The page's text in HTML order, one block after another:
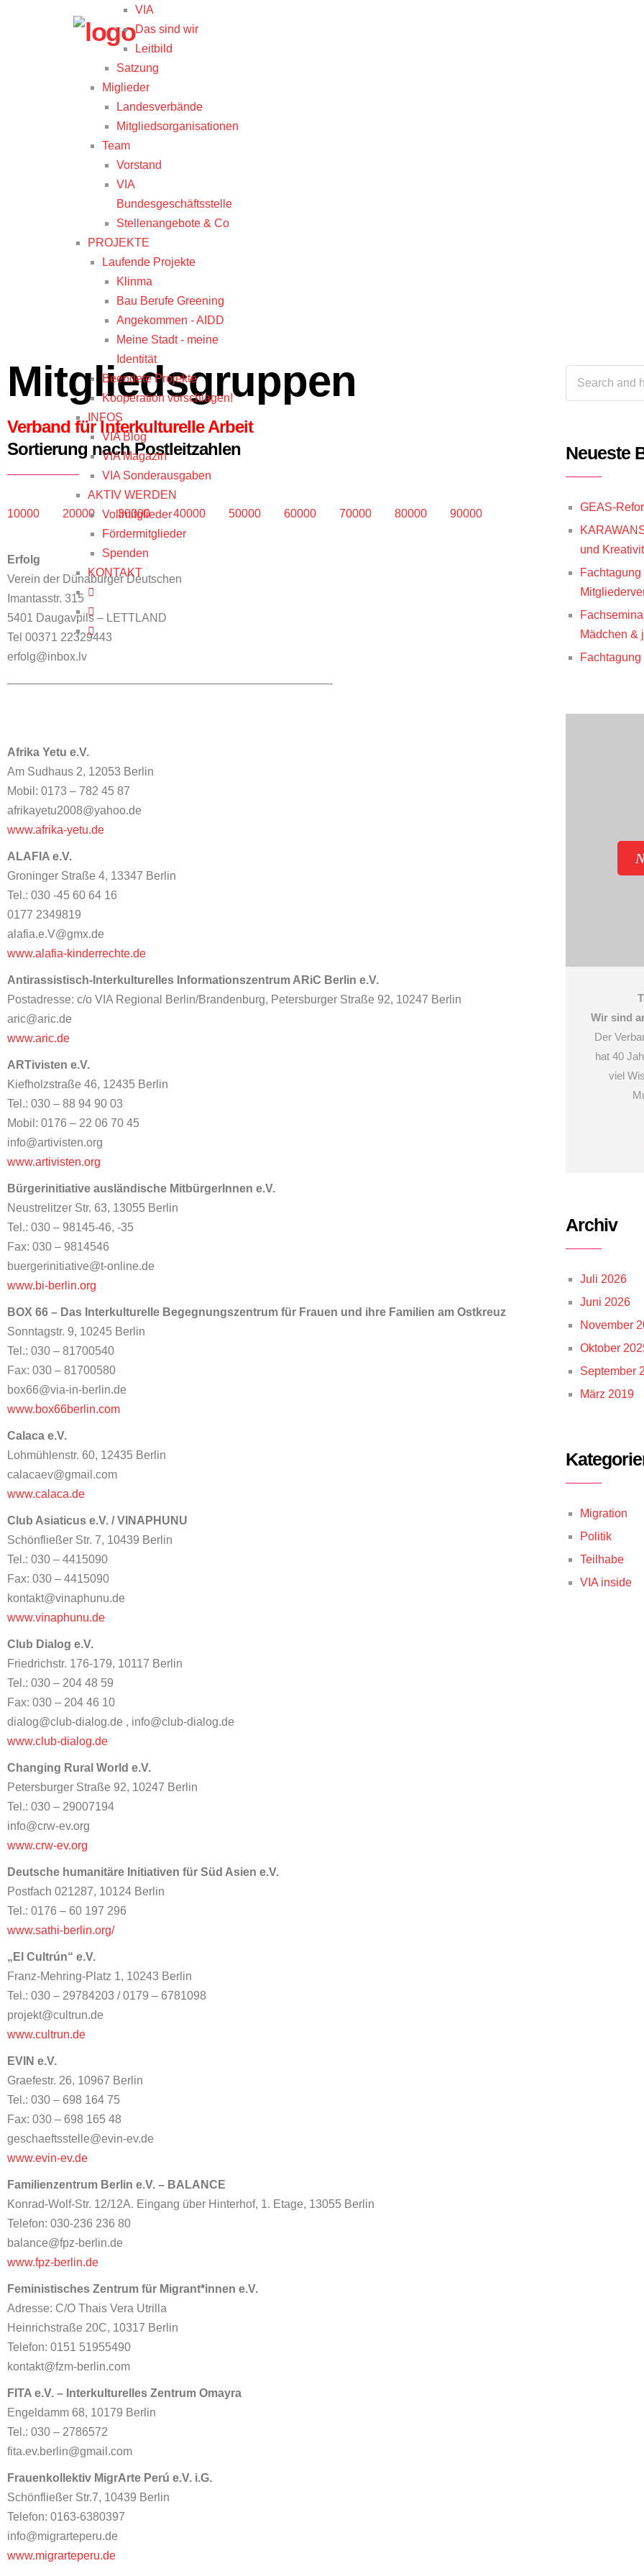
VIA
Das sind wir
Leitbild
Satzung
Miglieder
Landesverbände
Mitgliedsorganisationen
Team
Vorstand
VIA
Bundesgeschäftsstelle
Stellenangebote & Co
PROJEKTE
Laufende Projekte
Klinma
Bau Berufe Greening
Angekommen - AIDD
Meine Stadt - meine
Identität
Beendete Projekte
Kooperation vorschlagen!
INFOS
VIA Blog
VIA Magazin
VIA Sonderausgaben
AKTIV WERDEN
Vollmitglieder
Fördermitglieder
Spenden
KONTAKT
Mitgliedsgruppen
Verband für Interkulturelle Arbeit
Sortierung nach Postleitzahlen
10000 20000 30000 40000 50000 60000 70000 80000 90000
Erfolg
Verein der Dünaburger Deutschen
Imantasstr. 315
5401 Daugavpils – LETTLAND
Tel 00371 22329443
erfolg@inbox.lv
————————————————————————————-
Afrika Yetu e.V.
Am Sudhaus 2, 12053 Berlin
Mobil: 0173 – 782 45 87
afrikayetu2008@yahoo.de
www.afrika-yetu.de
ALAFIA e.V.
Groninger Straße 4, 13347 Berlin
Tel.: 030 -45 60 64 16
0177 2349819
alafia.e.V@gmx.de
www.alafia-kinderrechte.de
Antirassistisch-Interkulturelles Informationszentrum ARiC Berlin e.V.
Postadresse: c/o VIA Regional Berlin/Brandenburg, Petersburger Straße 92, 10247 Berlin
aric@aric.de
www.aric.de
ARTivisten e.V.
Kiefholzstraße 46, 12435 Berlin
Tel.: 030 – 88 94 90 03
Mobil: 0176 – 22 06 70 45
info@artivisten.org
www.artivisten.org
Bürgerinitiative ausländische MitbürgerInnen e.V.
Neustrelitzer Str. 63, 13055 Berlin
Tel.: 030 – 98145-46, -35
Fax: 030 – 9814546
buergerinitiative@t-online.de
www.bi-berlin.org
BOX 66 – Das Interkulturelle Begegnungszentrum für Frauen und ihre Familien am Ostkreuz
Sonntagstr. 9, 10245 Berlin
Tel.: 030 – 81700540
Fax: 030 – 81700580
box66@via-in-berlin.de
www.box66berlin.com
Calaca e.V.
Lohmühlenstr. 60, 12435 Berlin
calacaev@gmail.com
www.calaca.de
Club Asiaticus e.V. / VINAPHUNU
Schönfließer Str. 7, 10439 Berlin
Tel.: 030 – 4415090
Fax: 030 – 4415090
kontakt@vinaphunu.de
www.vinaphunu.de
Club Dialog e.V.
Friedrichstr. 176-179, 10117 Berlin
Tel.: 030 – 204 48 59
Fax: 030 – 204 46 10
dialog@club-dialog.de , info@club-dialog.de
www.club-dialog.de
Changing Rural World e.V.
Petersburger Straße 92, 10247 Berlin
Tel.: 030 – 29007194
info@crw-ev.org
www.crw-ev.org
Deutsche humanitäre Initiativen für Süd Asien e.V.
Postfach 021287, 10124 Berlin
Tel.: 0176 – 60 197 296
www.sathi-berlin.org/
„El Cultrún“ e.V.
Franz-Mehring-Platz 1, 10243 Berlin
Tel.: 030 – 29784203 / 0179 – 6781098
projekt@cultrun.de
www.cultrun.de
EVIN e.V.
Graefestr. 26, 10967 Berlin
Tel.: 030 – 698 164 75
Fax: 030 – 698 165 48
geschaeftsstelle@evin-ev.de
www.evin-ev.de
Familienzentrum Berlin e.V. – BALANCE
Konrad-Wolf-Str. 12/12A. Eingang über Hinterhof, 1. Etage, 13055 Berlin
Telefon: 030-236 236 80
balance@fpz-berlin.de
www.fpz-berlin.de
Feministisches Zentrum für Migrant*innen e.V.
Adresse: C/O Thais Vera Utrilla
Heinrichstraße 20C, 10317 Berlin
Telefon: 0151 51955490
kontakt@fzm-berlin.com
FITA e.V. – Interkulturelles Zentrum Omayra
Engeldamm 68, 10179 Berlin
Tel.: 030 – 2786572
fita.ev.berlin@gmail.com
Frauenkollektiv MigrArte Perú e.V. i.G.
Schönfließer Str.7, 10439 Berlin
Telefon: 0163-6380397
info@migrarteperu.de
www.migrarteperu.de
Neueste
GEAS-
und
Mädchen &
Wir sind
Der
hat 40
viel
Archiv
Juli 2026
Juni 2026
November
Oktober
September
März 2019
Migration
Politik
Teilhabe
VIA inside